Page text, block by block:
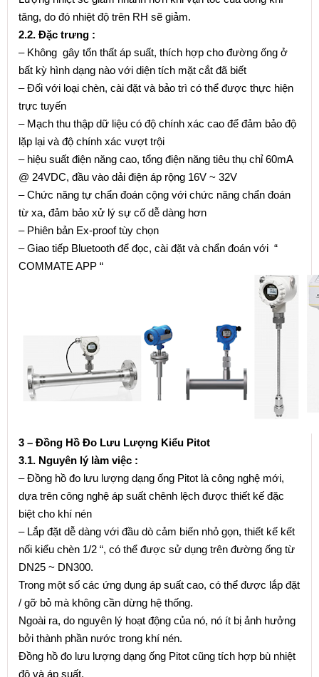
tăng, do đó nhiệt độ trên RH sẽ giảm.
2.2. Đặc trưng :
– Không gây tổn thất áp suất, thích hợp cho đường ống ở
bất kỳ hình dạng nào với diện tích mặt cắt đã biết
– Đối với loại chèn, cài đặt và bảo trì có thể được thực hiện
trực tuyến
– Mạch thu thập dữ liệu có độ chính xác cao để đảm bảo độ
lặp lại và độ chính xác vượt trội
– hiệu suất điện năng cao, tổng điện năng tiêu thụ chỉ 60mA
@ 24VDC, đầu vào dải điện áp rộng 16V ~ 32V
– Chức năng tự chẩn đoán cộng với chức năng chẩn đoán
từ xa, đảm bảo xử lý sự cố dễ dàng hơn
– Phiên bản Ex-proof tùy chọn
– Giao tiếp Bluetooth để đọc, cài đặt và chẩn đoán với “
COMMATE APP “
3 – Đồng Hồ Đo Lưu Lượng Kiểu Pitot
3.1. Nguyên lý làm việc :
– Đồng hồ đo lưu lượng dạng ống Pitot là công nghệ mới,
dựa trên công nghệ áp suất chênh lệch được thiết kế đặc
biệt cho khí nén
– Lắp đặt dễ dàng với đầu dò cảm biến nhỏ gọn, thiết kế kết
nối kiểu chèn 1/2 “, có thể được sử dụng trên đường ống từ
DN25 ~ DN300.
Trong một số các ứng dụng áp suất cao, có thể được lắp đặt
/ gỡ bỏ mà không cần dừng hệ thống.
Ngoài ra, do nguyên lý hoạt động của nó, nó ít bị ảnh hưởng
bởi thành phần nước trong khí nén.
Đồng hồ đo lưu lượng dạng ống Pitot cũng tích hợp bù nhiệt
độ và áp suất.